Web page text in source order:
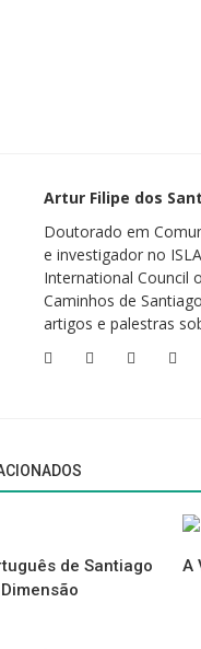
contemplar, no interior da
se nas mãos dos
a curiosidade: se desejar
a idealizou, basta
Cidade do Porto: 1º Capítulo
de Monchique e Nova do Olival
Deixe abaixo a sua reação e
Artur Filipe dos
Doutorado em
e investigador no
International Council
Caminhos de
artigos e palestras
de Santiago
A